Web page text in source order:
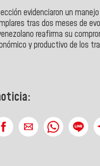
evidenciaron un
tras dos meses de
reafirma su
y productivo de los